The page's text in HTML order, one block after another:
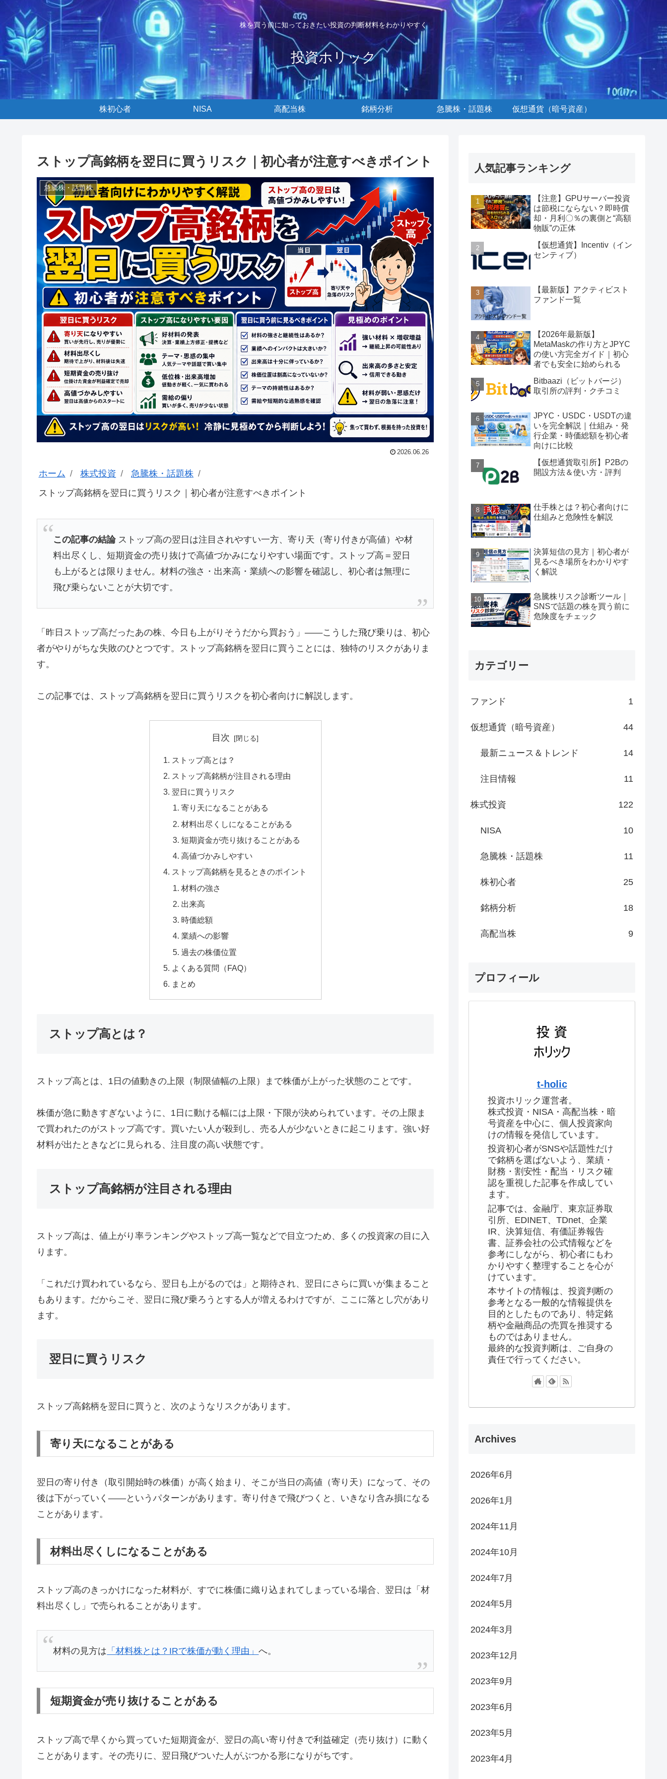
株を買う前に知っておきたい投資の判断材料をわかりやすく
投資ホリック
株初心者 NISA 高配当株 銘柄分析 急騰株・話題株 仮想通貨（暗号資産）
ストップ高銘柄を翌日に買うリスク｜初心者が注意すべきポイント
急騰株・話題株
2026.06.26
ホーム 株式投資
急騰株・話題株
ストップ高銘柄を翌日に買うリスク｜初心者が注意すべきポイント
この記事の結論ストップ高の翌日は注目されやすい一方、寄り天（寄り付きが高値）や材
料出尽くし、短期資金の売り抜けで高値づかみになりやすい場面です。ストップ高＝翌日
も上がるとは限りません。材料の強さ・出来高・業績への影響を確認し、初心者は無理に
飛び乗らないことが大切です。
「昨日ストップ高だったあの株、今日も上がりそうだから買おう」——こうした飛び乗りは、初心
者がやりがちな失敗のひとつです。ストップ高銘柄を翌日に買うことには、独特のリスクがありま
す。
この記事では、ストップ高銘柄を翌日に買うリスクを初心者向けに解説します。
目次
ストップ高とは？
ストップ高銘柄が注目される理由
翌日に買うリスク
寄り天になることがある
材料出尽くしになることがある
短期資金が売り抜けることがある
高値づかみしやすい
ストップ高銘柄を見るときのポイント
材料の強さ
出来高
時価総額
業績への影響
過去の株価位置
よくある質問（FAQ）
まとめ
ストップ高とは？
ストップ高とは、1日の値動きの上限（制限値幅の上限）まで株価が上がった状態のことです。
株価が急に動きすぎないように、1日に動ける幅には上限・下限が決められています。その上限ま
で買われたのがストップ高です。買いたい人が殺到し、売る人が少ないときに起こります。強い好
材料が出たときなどに見られる、注目度の高い状態です。
ストップ高銘柄が注目される理由
ストップ高は、値上がり率ランキングやストップ高一覧などで目立つため、多くの投資家の目に入
ります。
「これだけ買われているなら、翌日も上がるのでは」と期待され、翌日にさらに買いが集まること
もあります。だからこそ、翌日に飛び乗ろうとする人が増えるわけですが、ここに落とし穴があり
ます。
翌日に買うリスク
ストップ高銘柄を翌日に買うと、次のようなリスクがあります。
寄り天になることがある
翌日の寄り付き（取引開始時の株価）が高く始まり、そこが当日の高値（寄り天）になって、その
後は下がっていく——というパターンがあります。寄り付きで飛びつくと、いきなり含み損になる
ことがあります。
材料出尽くしになることがある
ストップ高のきっかけになった材料が、すでに株価に織り込まれてしまっている場合、翌日は「材
料出尽くし」で売られることがあります。
材料の見方は 「材料株とは？IRで株価が動く理由」へ。
短期資金が売り抜けることがある
ストップ高で早くから買っていた短期資金が、翌日の高い寄り付きで利益確定（売り抜け）に動く
ことがあります。その売りに、翌日飛びついた人がぶつかる形になりがちです。
人気記事ランキング
【注意】GPUサーバー投資
は節税にならない？即時償
却・月利〇％の裏側と“高額
物販”の正体
【仮想通貨】Incentiv（イン
センティブ）
【最新版】アクティビスト
ファンド一覧
【2026年最新版】
MetaMaskの作り方とJPYC
の使い方完全ガイド｜初心
者でも安全に始められる
Bitbaazi（ビットバージ）
取引所の評判・クチコミ
JPYC・USDC・USDTの違
いを完全解説｜仕組み・発
行企業・時価総額を初心者
向けに比較
【仮想通貨取引所】P2Bの
開設方法＆使い方・評判
仕手株とは？初心者向けに
仕組みと危険性を解説
決算短信の見方｜初心者が
見るべき場所をわかりやす
く解説
急騰株リスク診断ツール｜
SNSで話題の株を買う前に
危険度をチェック
カテゴリー
ファンド 1
仮想通貨（暗号資産） 44
最新ニュース＆トレンド 14
注目情報 11
株式投資 122
NISA 10
急騰株・話題株 11
株初心者 25
銘柄分析 18
高配当株 9
プロフィール
t-holic
投資ホリック運営者。
株式投資・NISA・高配当株・暗
号資産を中心に、個人投資家向
けの情報を発信しています。
投資初心者がSNSや話題性だけ
で銘柄を選ばないよう、業績・
財務・割安性・配当・リスク確
認を重視した記事を作成してい
ます。
記事では、金融庁、東京証券取
引所、EDINET、TDnet、企業
IR、決算短信、有価証券報告
書、証券会社の公式情報などを
参考にしながら、初心者にもわ
かりやすく整理することを心が
けています。
本サイトの情報は、投資判断の
参考となる一般的な情報提供を
目的としたものであり、特定銘
柄や金融商品の売買を推奨する
ものではありません。
最終的な投資判断は、ご自身の
責任で行ってください。
Archives
2026年6月
2026年1月
2024年11月
2024年10月
2024年7月
2024年5月
2024年3月
2023年12月
2023年9月
2023年6月
2023年5月
2023年4月